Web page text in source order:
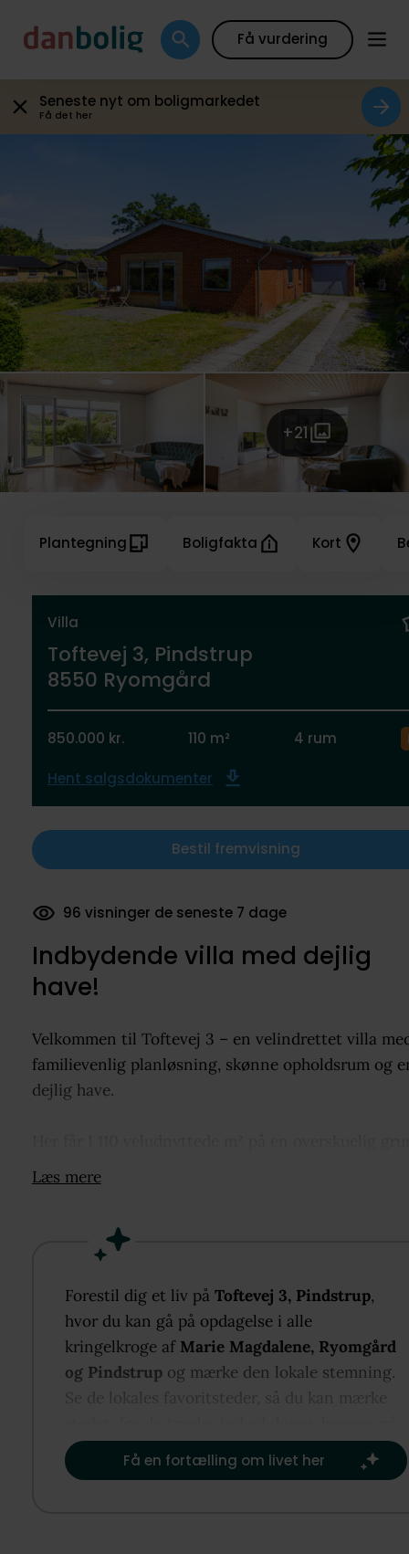
Få vurdering
Seneste nyt om boligmarkedet
Få det her
+21
Villa
Toftevej 3, Pindstrup
8550 Ryomgård
850.000 kr. 110 m² 4 rum
Hent salgsdokumenter
Bestil fremvisning
Plantegning Boligfakta Kort
23 dokumenter downloadet
Indbydende villa med dejlig
have!
Velkommen til Toftevej 3 – en velindrettet villa
familievenlig planløsning, skønne opholdsrum og
dejlig have.
på 768 m², beliggende i et roligt kvarter i
fungerer som bryggers med vaskeafdeling. Herfra
videre til boligens tre gode værelser og
Husets naturlige samlingspunkt er den rummelige
og alrummet, hvor et skønt lysindfald, en
murstens væg og den gode plads skaber en
atmosfære.
Fra stuen er der direkte udgang til en vestvendt,
flisebelagt terrasse, hvor eftermiddags- og
Læs mere
Forestil dig et liv påToftevej 3, Pindstrup,
hvor du kan gå på opdagelse i alle
kringelkroge af Marie Magdalene, Ryomgård
og Pindstrup og mærke den lokale stemning.
Se de lokales favoritsteder, så du kan mærke
det, der er vigtigst for dig.​
Få en fortælling om livet her
Galleri Plantegning Boligfakta Kort